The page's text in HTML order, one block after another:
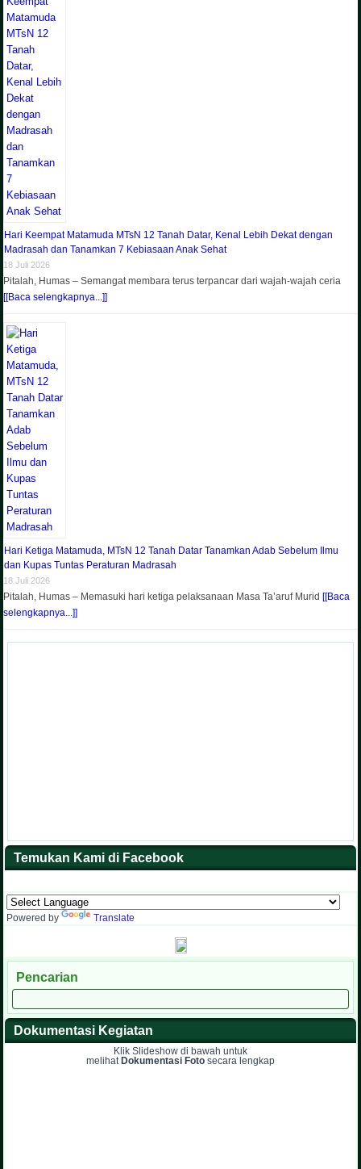
Hari Keempat Matamuda MTsN 12 Tanah Datar, Kenal Lebih Dekat dengan
Madrasah dan Tanamkan 7 Kebiasaan Anak Sehat
18 Juli 2026
Pitalah, Humas – Semangat membara terus terpancar dari wajah-wajah ceria
[[Baca selengkapnya...]]
Hari Ketiga Matamuda, MTsN 12 Tanah Datar Tanamkan Adab Sebelum Ilmu
dan Kupas Tuntas Peraturan Madrasah
18 Juli 2026
Pitalah, Humas – Memasuki hari ketiga pelaksanaan Masa Ta’aruf Murid [[Baca
selengkapnya...]]
Temukan Kami di Facebook
Powered by Translate
Pencarian
Dokumentasi Kegiatan
Klik Slideshow di bawah untuk
melihat Dokumentasi Foto secara lengkap